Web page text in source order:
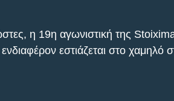
η 19η αγωνιστική της
εστιάζεται στο